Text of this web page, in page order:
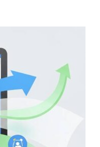
動画制作